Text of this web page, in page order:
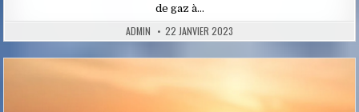
de gaz à…
ADMIN 22 JANVIER 2023